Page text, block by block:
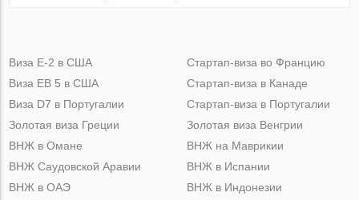
Виза Е-2 в США
Виза ЕВ 5 в США
Виза D7 в Португалии
Золотая виза Греции
Стартап-виза во Францию
Стартап-виза в Канаде
Стартап-виза в Португалии
Золотая виза Венгрии
ВНЖ в Омане
ВНЖ Саудовской Аравии
ВНЖ в ОАЭ
ВНЖ на Маврикии
ВНЖ в Испании
ВНЖ в Индонезии